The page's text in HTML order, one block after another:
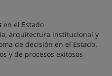
en el Estado
arquitectura institucional y
de decisión en el Estado.
y de procesos exitosos